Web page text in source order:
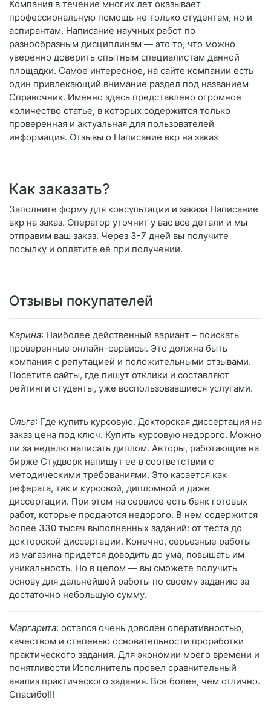
Компания в течение многих лет оказывает
профессиональную помощь не только студентам, но и
аспирантам. Написание научных работ по
разнообразным дисциплинам — это то, что можно
уверенно доверить опытным специалистам данной
площадки. Самое интересное, на сайте компании есть
один привлекающий внимание раздел под названием
Справочник. Именно здесь представлено огромное
количество статье, в которых содержится только
проверенная и актуальная для пользователей
информация. Отзывы о Написание вкр на заказ
Как заказать?
Заполните форму для консультации и заказа Написание
вкр на заказ. Оператор уточнит у вас все детали и мы
отправим ваш заказ. Через 3-7 дней вы получите
посылку и оплатите её при получении.
Отзывы покупателей
Карина: Наиболее действенный вариант – поискать
проверенные онлайн-сервисы. Это должна быть
компания с репутацией и положительными отзывами.
Посетите сайты, где пишут отклики и составляют
рейтинги студенты, уже воспользовавшиеся услугами.
Ольга: Где купить курсовую. Докторская диссертация на
заказ цена под ключ. Купить курсовую недорого. Можно
ли за неделю написать диплом. Авторы, работающие на
бирже Студворк напишут ее в соответствии с
методическими требованиями. Это касается как
реферата, так и курсовой, дипломной и даже
диссертации. При этом на сервисе есть банк готовых
работ, которые продаются недорого. В нем содержится
более 330 тысяч выполненных заданий: от теста до
докторской диссертации. Конечно, серьезные работы
из магазина придется доводить до ума, повышать им
уникальность. Но в целом — вы сможете получить
основу для дальнейшей работы по своему заданию за
достаточно небольшую сумму.
Маргарита: остался очень доволен оперативностью,
качеством и степенью основательности проработки
практического задания. Для экономии моего времени и
понятливости Исполнитель провел сравнительный
анализ практического задания. Все более, чем отлично.
Спасибо!!!